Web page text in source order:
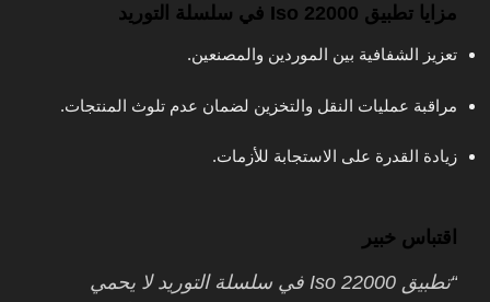
مزايا تطبيق Iso 22000 في سلسلة التوريد
تعزيز الشفافية بين الموردين والمصنعين.
مراقبة عمليات النقل والتخزين لضمان عدم تلوث المنتجات.
زيادة القدرة على الاستجابة للأزمات.
اقتباس خبير
“تطبيق Iso 22000 في سلسلة التوريد لا يحمي